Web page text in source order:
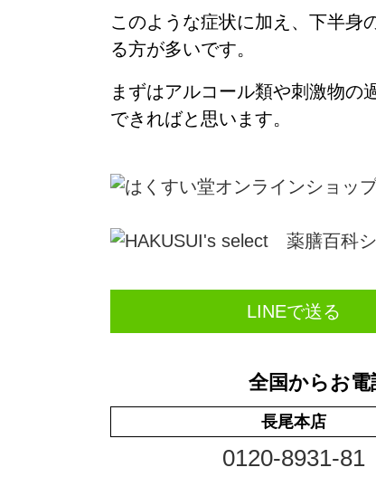
このような症状に加え、 下半身
る方が多いです。
まずはアルコール類や刺激物の
できればと思います。
LINEで送る
全国からお電
長尾本店
0120-8931-81